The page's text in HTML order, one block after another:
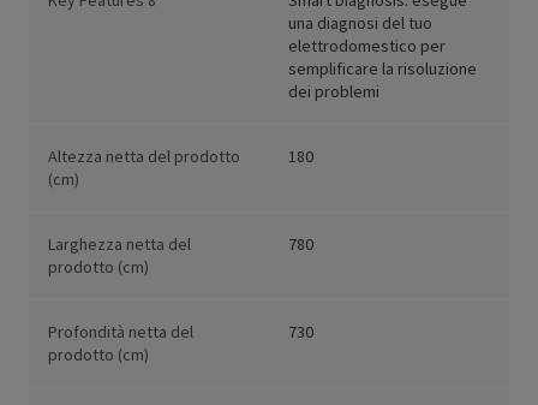
una diagnosi del tuo
elettrodomestico per
semplificare la risoluzione
dei problemi
Altezza netta del prodotto
(cm)
180
Larghezza netta del
prodotto (cm)
780
Profondità netta del
prodotto (cm)
730